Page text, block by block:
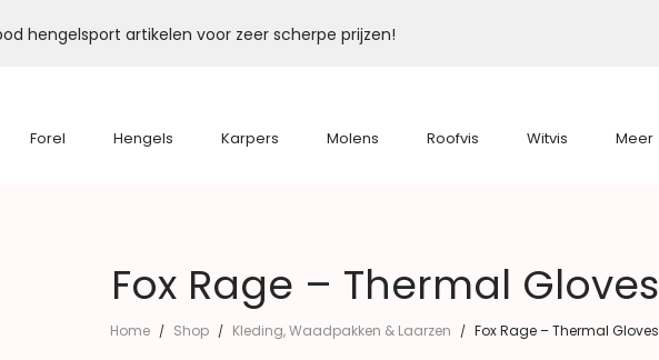
hengelsport artikelen voor zeer scherpe prijzen!
Forel Hengels Karpers Molens Roofvis Witvis Meer
Fox Rage – Thermal Gloves
Home / Shop / Kleding, Waadpakken & Laarzen / Fox Rage – Thermal Gloves